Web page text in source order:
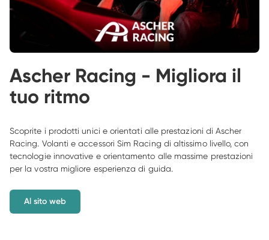
Ascher Racing - Migliora il
tuo ritmo
Scoprite i prodotti unici e orientati alle prestazioni di Ascher
Racing. Volanti e accessori Sim Racing di altissimo livello, con
tecnologie innovative e orientamento alle massime prestazioni
per la vostra migliore esperienza di guida.
Al sito web